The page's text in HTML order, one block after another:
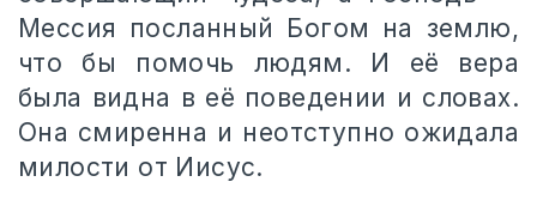
Мессия посланный Богом на землю,
что бы помочь людям. И её вера
была видна в её поведении и словах.
Она смиренна и неотступно ожидала
милости от Иисус.